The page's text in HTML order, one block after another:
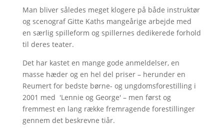
Man bliver således meget klogere på både instruktør
og scenograf Gitte Kaths mangeårige arbejde med
en særlig spilleform og spillernes dedikerede forhold
til deres teater.
Det har kastet en mange gode anmeldelser, en
masse hæder og en hel del priser – herunder en
Reumert for bedste børne- og ungdomsforestilling i
2001 med 'Lennie og George' – men først og
fremmest en lang række fremragende forestillinger
gennem det beskrevne tiår.